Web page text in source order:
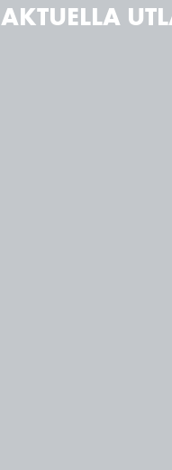
AKTUELLA